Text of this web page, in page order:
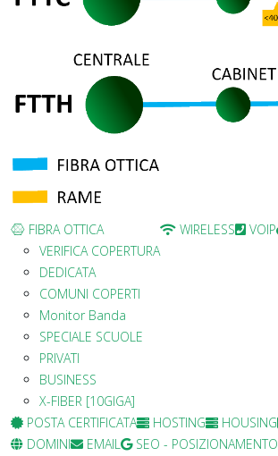
FIBRA OTTICA
VERIFICA COPERTURA
DEDICATA
COMUNI COPERTI
Monitor Banda
SPECIALE SCUOLE
PRIVATI
BUSINESS
X-FIBER [10GIGA]
WIRELESS VOIP
POSTA CERTIFICATA HOSTING HOUSING
DOMINI
EMAIL SEO - POSIZIONAMENTO